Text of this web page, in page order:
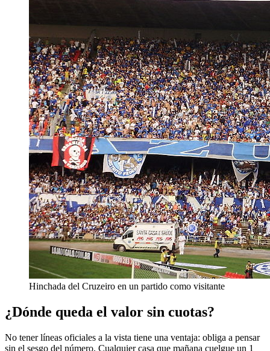
Hinchada del Cruzeiro en un partido como visitante
¿Dónde queda el valor sin cuotas?
No tener líneas oficiales a la vista tiene una ventaja: obliga a pensar
sin el sesgo del número. Cualquier casa que mañana cuelgue un 1